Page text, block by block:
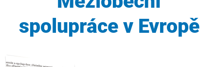
spolupráce v Evropě